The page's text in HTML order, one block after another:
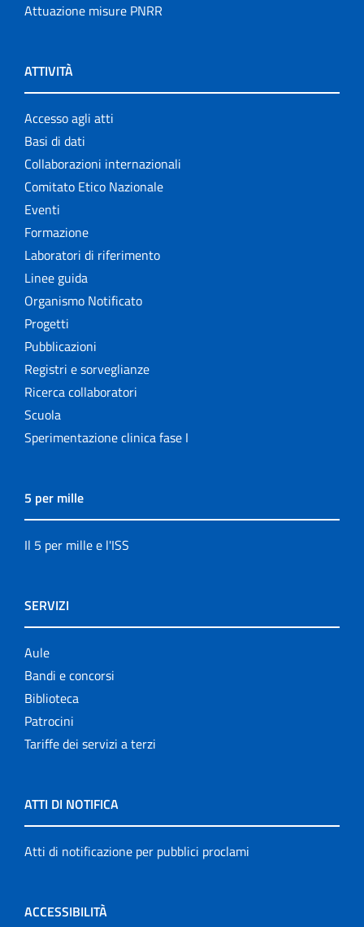
Attuazione misure PNRR
ATTIVITÀ
Accesso agli atti
Basi di dati
Collaborazioni internazionali
Comitato Etico Nazionale
Eventi
Formazione
Laboratori di riferimento
Linee guida
Organismo Notificato
Progetti
Pubblicazioni
Registri e sorveglianze
Ricerca collaboratori
Scuola
Sperimentazione clinica fase I
5 per mille
Il 5 per mille e l'ISS
SERVIZI
Aule
Bandi e concorsi
Biblioteca
Patrocini
Tariffe dei servizi a terzi
ATTI DI NOTIFICA
Atti di notificazione per pubblici proclami
ACCESSIBILITÀ